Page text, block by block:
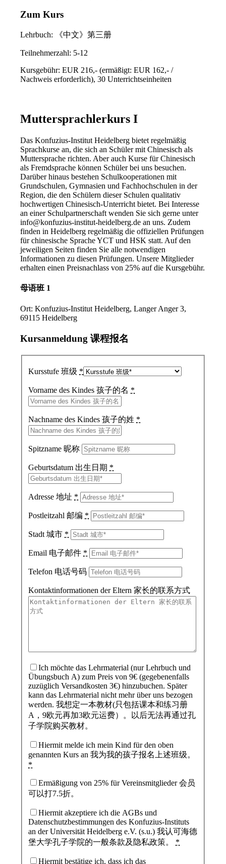
Zum Kurs
Lehrbuch: 《中文》第三册
Teilnehmerzahl: 5-12
Kursgebühr: EUR 216,- (ermäßigt: EUR 162,- /
Nachweis erforderlich), 30 Unterrichtseinheiten
Muttersprachlerkurs I
Das Konfuzius-Institut Heidelberg bietet regelmäßig
Sprachkurse an, die sich an Schüler mit Chinesisch als
Muttersprache richten. Aber auch Kurse für Chinesisch
als Fremdsprache können Schüler bei uns besuchen.
Darüber hinaus bestehen Schulkooperationen mit
Grundschulen, Gymnasien und Fachhochschulen in der
Region, die den Schülern dieser Schulen qualitativ
hochwertigen Chinesisch-Unterricht bietet. Bei Interesse
an einer Schulpartnerschaft wenden Sie sich gerne unter
info@konfuzius-institut-heidelberg.de an uns. Zudem
finden in Heidelberg regelmäßig die offiziellen Prüfungen
für chinesische Sprache YCT und HSK statt. Auf den
jeweiligen Seiten finden Sie alle notwendigen
Informationen zu diesen Prüfungen. Unsere Mitglieder
erhalten einen Preisnachlass von 25% auf die Kursgebühr.
母语班 1
Ort: Konfuzius-Institut Heidelberg, Langer Anger 3,
69115 Heidelberg
Kursanmeldung 课程报名
Kursstufe 班级 *
Vorname des Kindes 孩子的名 *
Nachname des Kindes 孩子的姓 *
Spitzname 昵称
Geburtsdatum 出生日期 *
Adresse 地址 *
Postleitzahl 邮编 *
Stadt 城市 *
Email 电子邮件 *
Telefon 电话号码
Kontaktinformationen der Eltern 家长的联系方式
Ich möchte das Lehrmaterial (nur Lehrbuch und
Übungsbuch A) zum Preis von 9€ (gegebenenfalls
zuzüglich Versandkosten 3€) hinzubuchen. Später
kann das Lehrmaterial nicht mehr über uns bezogen
werden. 我想定一本教材(只包括课本和练习册
A，9欧元再加3欧元运费）。以后无法再通过孔
子学院购买教材。
Hiermit melde ich mein Kind für den oben
genannten Kurs an 我为我的孩子报名上述班级。
*
Ermäßigung von 25% für Vereinsmitglieder 会员
可以打7.5折。
Hiermit akzeptiere ich die AGBs und
Datenschutzbestimmungen des Konfuzius-Instituts
an der Universität Heidelberg e.V. (s.u.) 我认可海德
堡大学孔子学院的一般条款及隐私政策。 *
Hiermit bestätige ich, dass ich das